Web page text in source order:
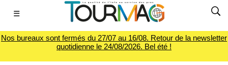
☰
Nos bureaux sont fermés du 27/07 au 16/08. Retour de la newsletter
quotidienne le 24/08/2026. Bel été !